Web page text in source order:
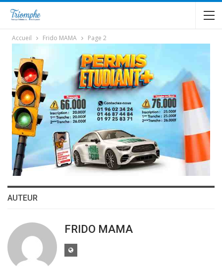
Accueil Frido MAMA Page 2
AUTEUR
FRIDO MAMA